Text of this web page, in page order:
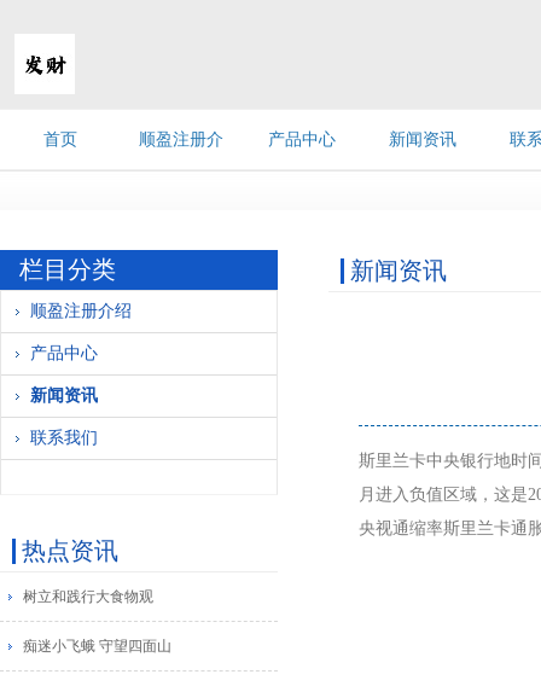
首页 顺盈注册介 产品中心 新闻资讯 联
栏目分类
顺盈注册介绍
产品中心
新闻资讯
联系我们
热点资讯
树立和践行大食物观
痴迷小飞蛾 守望四面山
新闻资讯
斯里兰卡中央银行地时
月进入负值区域，这是
央视通缩率斯里兰卡通